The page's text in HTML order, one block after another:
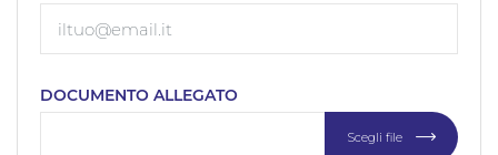
DOCUMENTO ALLEGATO
Scegli file